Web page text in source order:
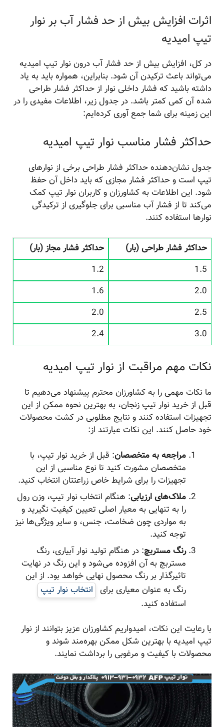
اثرات افزایش بیش از حد فشار آب بر نوار
تیپ امیدیه
در کل، افزایش بیش از حد فشار آب درون نوار تیپ امیدیه
می‌تواند باعث ترکیدن آن شود. بنابراین، همواره باید به یاد
داشته باشید که فشار داخلی نوار از حداکثر فشار طراحی
شده آن کمی کمتر باشد. در جدول زیر، اطلاعات مفیدی را در
این زمینه برای شما جمع آوری کرده‌ایم:
حداکثر فشار مناسب نوار تیپ امیدیه
جدول نشان‌دهنده حداکثر فشار طراحی برخی از نوارهای
تیپ است و حداکثر فشار مجازی که باید داخل آن حفظ
شود. این اطلاعات به کشاورزان و کاربران نوار تیپ کمک
می‌کند تا از فشار آب مناسبی برای جلوگیری از ترکیدگی
نوارها استفاده کنند.
حداکثر فشار طراحی (بار)
حداکثر فشار مجاز (بار)
نکات مهم مراقبت از نوار تیپ امیدیه
ما نکات مهمی را به کشاورزان محترم پیشنهاد می‌دهیم تا
قبل از خرید نوار تیپ زنجان، به بهترین نحوه ممکن از این
تجهیزات استفاده کنند و نتایج مطلوبی در کشت محصولات
خود حاصل کنند. این نکات عبارتند از:
مراجعه به متخصصان: قبل از خرید نوار تیپ، با
متخصصان مشورت کنید تا نوع مناسبی از این
تجهیزات را برای شرایط خاص زراعتتان انتخاب کنید.
ملاک‌های ارزیابی: هنگام انتخاب نوار تیپ، وزن رول
را به تنهایی به معیار اصلی تعیین کیفیت نگیرید و
به مواردی چون ضخامت، جنس، و سایر ویژگی‌ها نیز
توجه کنید.
رنگ مستربچ: در هنگام تولید نوار آبیاری، رنگ
مستربچ به آن افزوده می‌شود و این رنگ در نهایت
تاثیرگذار بر رنگ محصول نهایی خواهد بود. از این
رنگ به عنوان معیاری برای انتخاب نوار تیپ
استفاده کنید.
با رعایت این نکات، امیدواریم کشاورزان عزیز بتوانند از نوار
تیپ امیدیه با بهترین شکل ممکن بهره‌مند شوند و
محصولات با کیفیت و مرغوبی را برداشت نمایند.